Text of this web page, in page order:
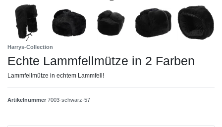
Harrys-Collection
Echte Lammfellmütze in 2 Farben
Lammfellmütze in echtem Lammfell!
Artikelnummer 7003-schwarz-57